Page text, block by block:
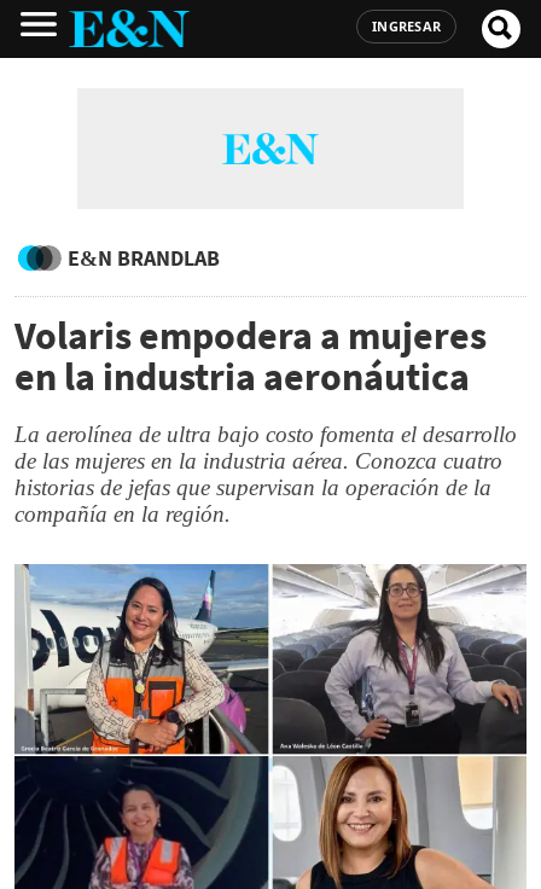
INGRESAR
E&N BRANDLAB
Volaris empodera a mujeres
en la industria aeronáutica
La aerolínea de ultra bajo costo fomenta el desarrollo
de las mujeres en la industria aérea. Conozca cuatro
historias de jefas que supervisan la operación de la
compañía en la región.